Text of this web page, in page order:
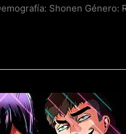
Shonen Género: